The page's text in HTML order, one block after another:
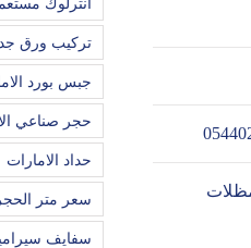
في عجمان |0544026642| مظلات
تركيب ورق
جبس بورد
حجر صناعي
حداد الامارات
سعر متر
سفايف